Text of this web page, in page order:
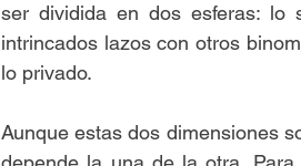
ser dividida en dos esferas: lo
intrincados lazos con otros
lo privado.
Aunque estas dos dimensiones